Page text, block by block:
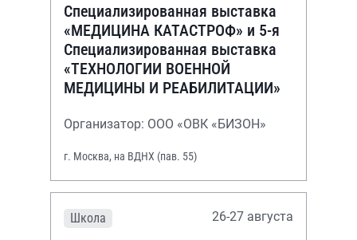
Специализированная выставка
«МЕДИЦИНА КАТАСТРОФ» и 5-я
Специализированная выставка
«ТЕХНОЛОГИИ ВОЕННОЙ
МЕДИЦИНЫ И РЕАБИЛИТАЦИИ»
Организатор: ООО «ОВК «БИЗОН»
г. Москва, на ВДНХ (пав. 55)
Школа 26-27 августа